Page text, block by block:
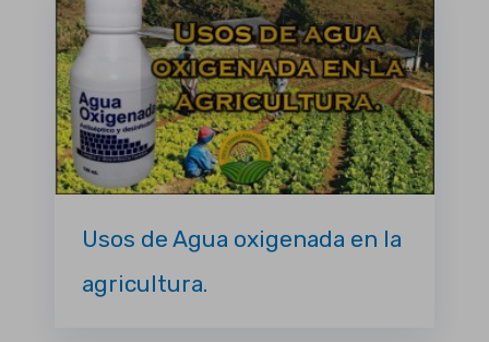
Usos de Agua oxigenada en la
agricultura.